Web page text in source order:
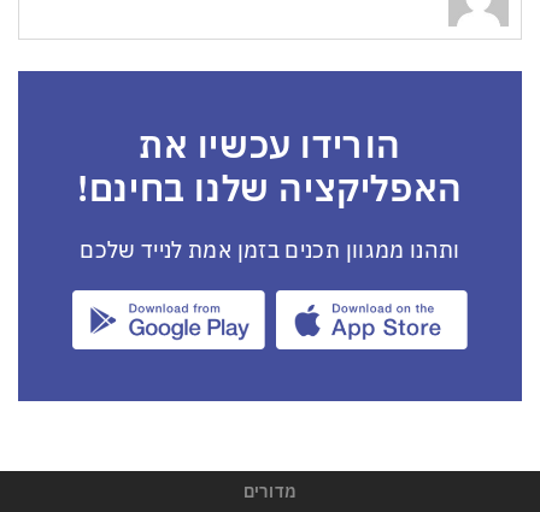
הורידו עכשיו את
האפליקציה שלנו בחינם!
ותהנו ממגוון תכנים בזמן אמת לנייד שלכם
מדורים